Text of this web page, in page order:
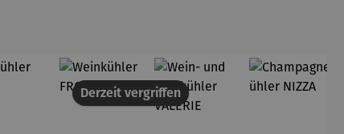
Derzeit vergriffen